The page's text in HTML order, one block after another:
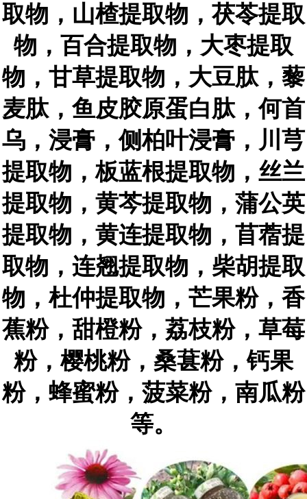
取物，山楂提取物，茯苓提取
物，百合提取物，大枣提取
物，甘草提取物，大豆肽，藜
麦肽，鱼皮胶原蛋白肽，何首
乌，浸膏，侧柏叶浸膏，川芎
提取物，板蓝根提取物，丝兰
提取物，黄芩提取物，蒲公英
提取物，黄连提取物，苜蓿提
取物，连翘提取物，柴胡提取
物，杜仲提取物，芒果粉，香
蕉粉，甜橙粉，荔枝粉，草莓
粉，樱桃粉，桑葚粉，钙果
粉，蜂蜜粉，菠菜粉，南瓜粉
等。